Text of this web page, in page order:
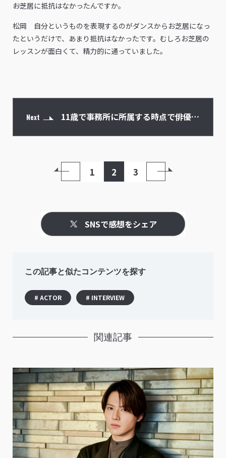
――お芝居に抵抗はなかったんですか。
松岡 自分というものを表現するのがダンスからお芝居になっ
たというだけで、あまり抵抗はなかったです。むしろお芝居の
レッスンが面白くて、精力的に通っていました。
Next 11歳で事務所に所属する時点で俳優で
1 2 3
SNSで感想をシェア
この記事と似たコンテンツを探す
# ACTOR # INTERVIEW
関連記事